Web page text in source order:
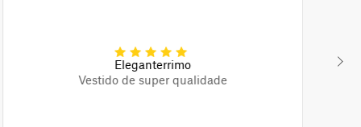
Eleganterrimo
Vestido de super qualidade